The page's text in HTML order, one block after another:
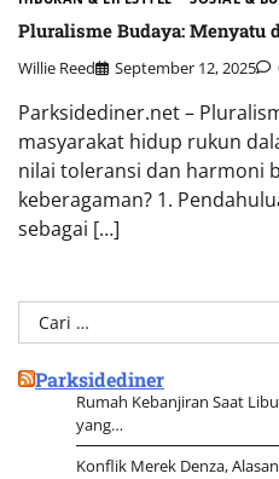
Pluralisme Budaya: Menyatu
Willie Reed September 12, 2025
Parksidediner.net –
masyarakat hidup rukun
nilai toleransi dan harmoni
keberagaman? 1.
sebagai […]
Cari
untuk:
Parksidediner
Rumah Kebanjiran Saat
yang…
Konflik Merek Denza,